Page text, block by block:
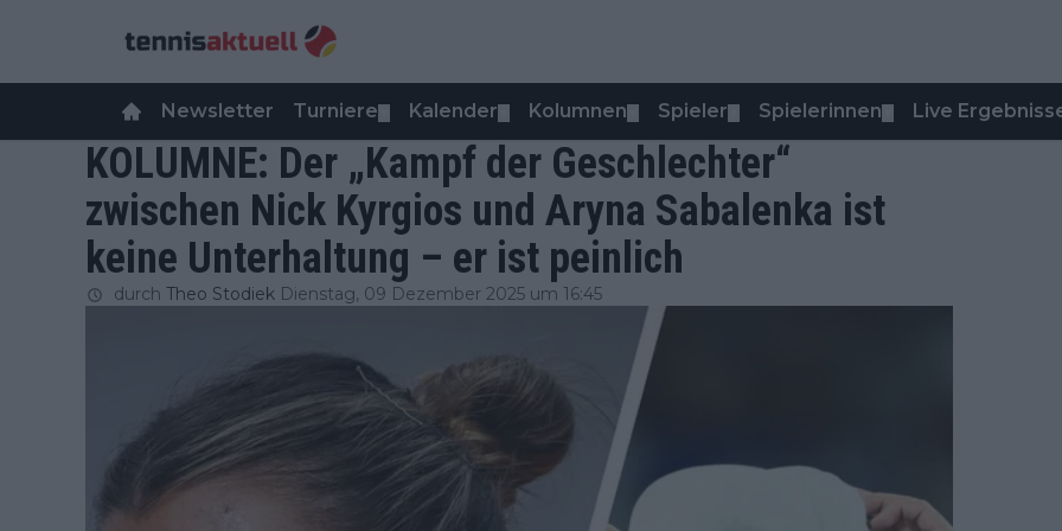
Newsletter Turniere Kalender Kolumnen Spieler Spielerinnen Live
KOLUMNE: Der „Kampf der Geschlechter“
zwischen Nick Kyrgios und Aryna Sabalenka ist
keine Unterhaltung – er ist peinlich
durch Theo Stodiek Dienstag, 09 Dezember 2025 um 16:45